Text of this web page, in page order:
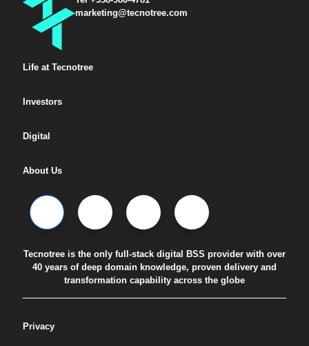
marketing@tecnotree.com
Life at Tecnotree
Investors
Digital
About Us
Tecnotree is the only full-stack digital BSS provider with over
40 years of deep domain knowledge, proven delivery and
transformation capability across the globe
Privacy